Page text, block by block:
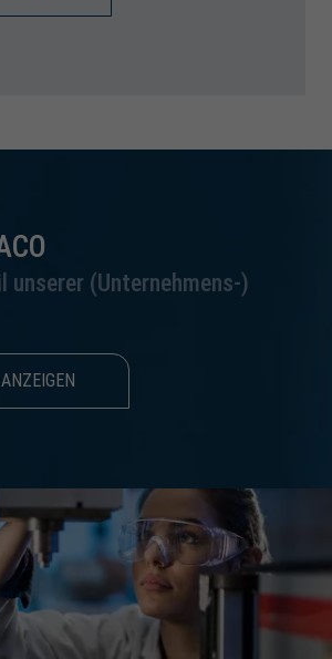
unserer (Unternehmens-)